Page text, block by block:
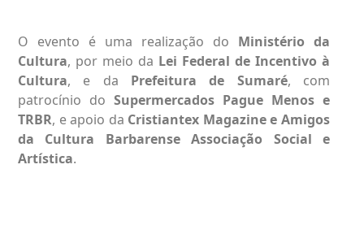
O evento é uma realização do Ministério da
Cultura, por meio da Lei Federal de Incentivo à
Cultura, e da Prefeitura de Sumaré, com
patrocínio do Supermercados Pague Menos e
TRBR, e apoio da Cristiantex Magazine e Amigos
da Cultura Barbarense Associação Social e
Artística.